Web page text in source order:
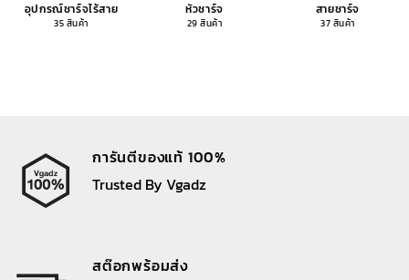
อุปกรณ์ชาร์จไร้สาย
35 สินค้า
หัวชาร์จ
29 สินค้า
สายชาร์จ
37 สินค้า
การันตีของแท้ 100%
Trusted By Vgadz
สต๊อกพร้อมส่ง